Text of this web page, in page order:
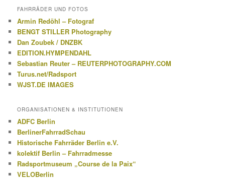
FAHRRÄDER UND FOTOS
Armin Redöhl – Fotograf
BENGT STILLER Photography
Dan Zoubek / DNZBK
EDITION.HYMPENDAHL
Sebastian Reuter – REUTERPHOTOGRAPHY.COM
Turus.net/Radsport
WJST.DE IMAGES
ORGANISATIONEN & INSTITUTIONEN
ADFC Berlin
BerlinerFahrradSchau
Historische Fahrräder Berlin e.V.
kolektif Berlin – Fahrradmesse
Radsportmuseum „Course de la Paix“
VELOBerlin